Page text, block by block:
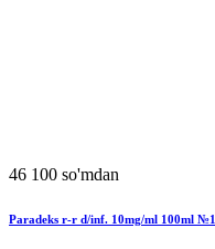
46 100 so'mdan
Paradeks r-r d/inf. 10mg/ml 100ml №1